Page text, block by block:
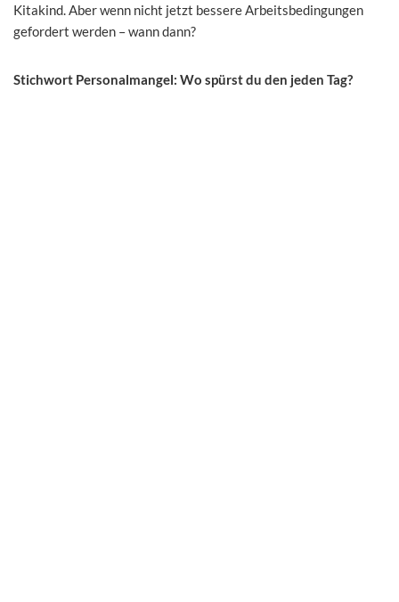
Kitakind. Aber wenn nicht jetzt bessere Arbeitsbedingungen
gefordert werden – wann dann?
Stichwort Personalmangel: Wo spürst du den jeden Tag?